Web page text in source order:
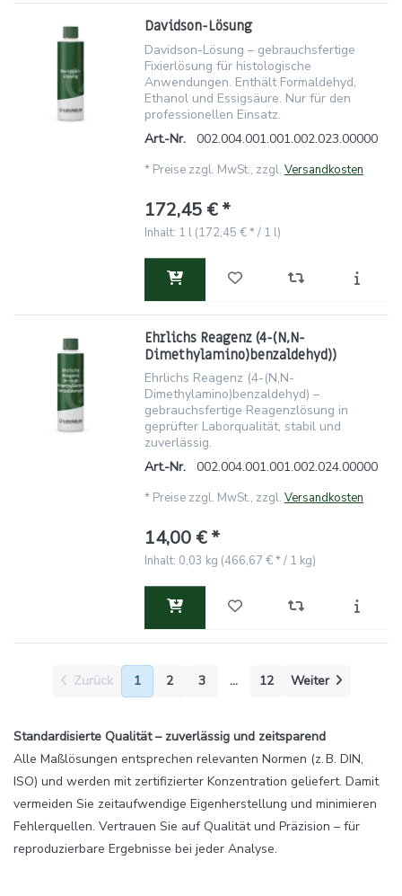
Davidson-Lösung
Davidson-Lösung – gebrauchsfertige
Fixierlösung für histologische
Anwendungen. Enthält Formaldehyd,
Ethanol und Essigsäure. Nur für den
professionellen Einsatz.
Art.-Nr.
002.004.001.001.002.023.00000
* Preise zzgl. MwSt., zzgl. Versandkosten
172,45 € *
Inhalt: 1 l (172,45 € * / 1 l)
Ehrlichs Reagenz (4-(N,N-
Dimethylamino)benzaldehyd))
Ehrlichs Reagenz (4-(N,N-
Dimethylamino)benzaldehyd) –
gebrauchsfertige Reagenzlösung in
geprüfter Laborqualität, stabil und
zuverlässig.
Art.-Nr.
002.004.001.001.002.024.00000
* Preise zzgl. MwSt., zzgl. Versandkosten
14,00 € *
Inhalt: 0,03 kg (466,67 € * / 1 kg)
Zurück 1 2 3 ... 12 Weiter
Standardisierte Qualität – zuverlässig und zeitsparend
Alle Maßlösungen entsprechen relevanten Normen (z. B. DIN,
ISO) und werden mit zertifizierter Konzentration geliefert. Damit
vermeiden Sie zeitaufwendige Eigenherstellung und minimieren
Fehlerquellen. Vertrauen Sie auf Qualität und Präzision – für
reproduzierbare Ergebnisse bei jeder Analyse.